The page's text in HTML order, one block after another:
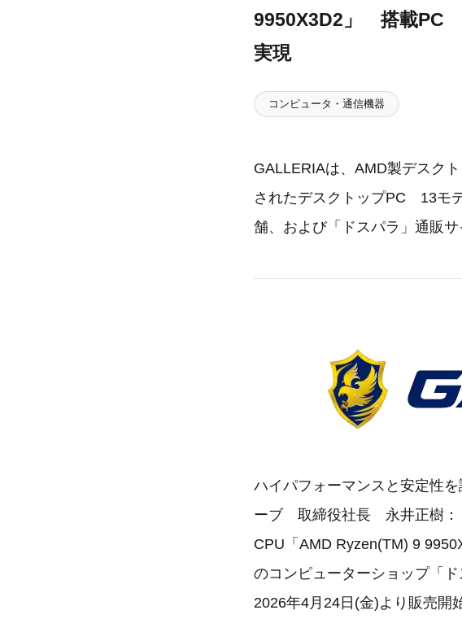
9950X3D2」 搭載PC
実現
コンピュータ・通信機器
GALLERIAは、AMD製デスク
されたデスクトップPC 13モ
舗、および「ドスパラ」通販
ハイパフォーマンスと安定性
ーブ 取締役社長 永井正樹：
CPU「AMD Ryzen(TM) 9
のコンピューターショップ「
2026年4月24日(金)より販売開